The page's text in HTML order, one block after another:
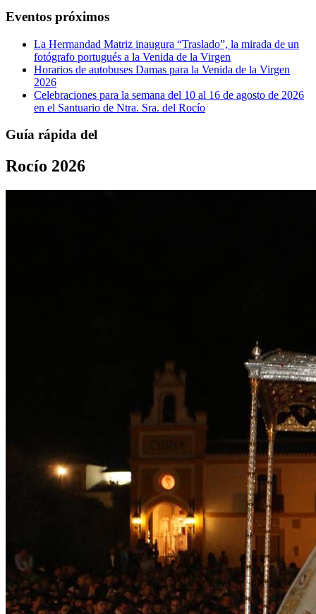
Eventos próximos
La Hermandad Matriz inaugura “Traslado”, la mirada de un
fotógrafo portugués a la Venida de la Virgen
Horarios de autobuses Damas para la Venida de la Virgen
2026
Celebraciones para la semana del 10 al 16 de agosto de 2026
en el Santuario de Ntra. Sra. del Rocío
Guía rápida del
Rocío 2026